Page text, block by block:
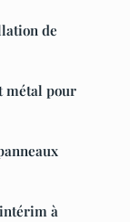
de
métal pour
à